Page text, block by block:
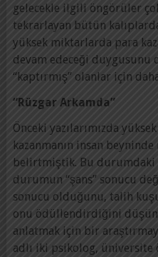
gelecekle ilgili öngörüler
tekrarlayan bütün
yüksek miktarlarda para
devam edeceği duygusunu
“kaptırmış” olanlar için
“Rüzgar Arkamda”
Önceki yazılarımızda
kazanmanın insan
belirtmiştik. Bu
durumun “şans” sonucu
sonucu olduğunu, talih
onu ödüllendirdiğini
anlatmak için bir
adlı iki psikolog, üniversite